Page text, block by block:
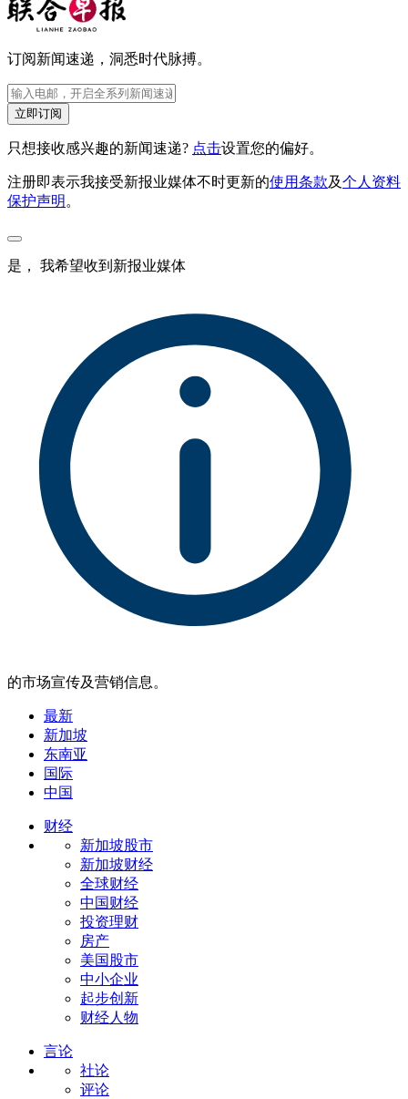
订阅新闻速递，洞悉时代脉搏。
立即订阅
只想接收感兴趣的新闻速递? 点击设置您的偏好。
注册即表示我接受新报业媒体不时更新的使用条款及个人资料
保护声明 。
是， 我希望收到新报业媒体
的市场宣传及营销信息。
最新
新加坡
东南亚
国际
中国
财经
新加坡股市
新加坡财经
全球财经
中国财经
投资理财
房产
美国股市
中小企业
起步创新
财经人物
言论
社论
评论